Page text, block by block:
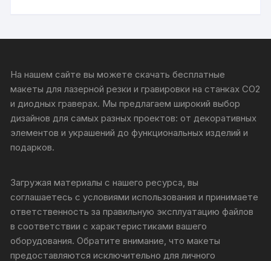
На нашем сайте вы можете скачать бесплатные
макеты для лазерной резки и гравировки на станках CO2
и диодных граверах. Мы предлагаем широкий выбор
дизайнов для самых разных проектов: от декоративных
элементов и украшений до функциональных изделий и
подарков.
Загружая материалы с нашего ресурса, вы
соглашаетесь с условиями использования и принимаете
ответственность за правильную эксплуатацию файлов
в соответствии с характеристиками вашего
оборудования. Обратите внимание, что макеты
предоставляются исключительно для личного